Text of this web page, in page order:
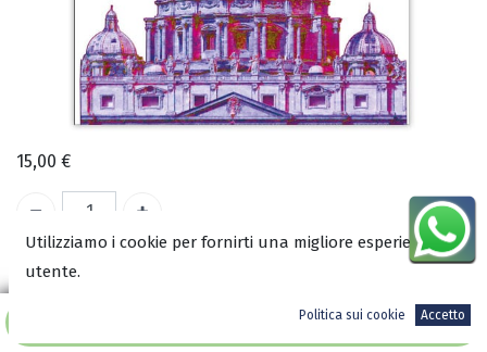
Aggiungi al carrello
15,00 €
Temporaneamente esaurito
Utilizziamo i cookie per fornirti una migliore esperienza
utente.
Politica sui cookie Accetto